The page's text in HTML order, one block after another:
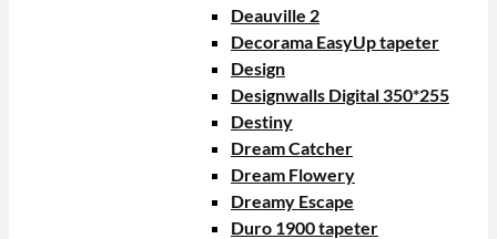
Deauville 2
Decorama EasyUp tapeter
Design
Designwalls Digital 350*255
Destiny
Dream Catcher
Dream Flowery
Dreamy Escape
Duro 1900 tapeter